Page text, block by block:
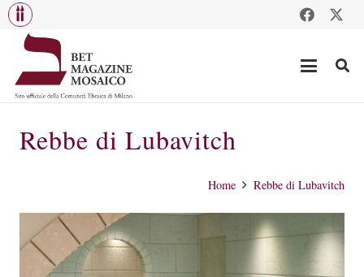
Rebbe di Lubavitch
Home Rebbe di Lubavitch